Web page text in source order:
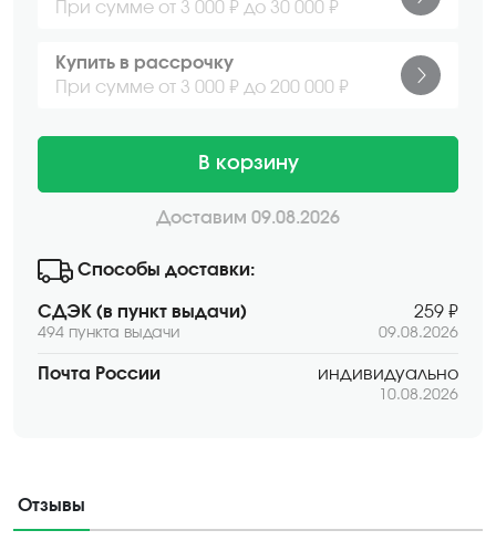
При сумме от 3 000 ₽ до 30 000 ₽
Купить в рассрочку
При сумме от 3 000 ₽ до 200 000 ₽
В корзину
Доставим 09.08.2026
Способы доставки:
СДЭК (в пункт выдачи)
494 пункта выдачи
259 ₽
09.08.2026
Почта России индивидуально
10.08.2026
Отзывы